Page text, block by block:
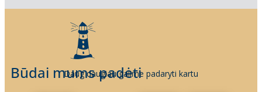
Būdai mums padėti
Daug daugiau galime padaryti kartu